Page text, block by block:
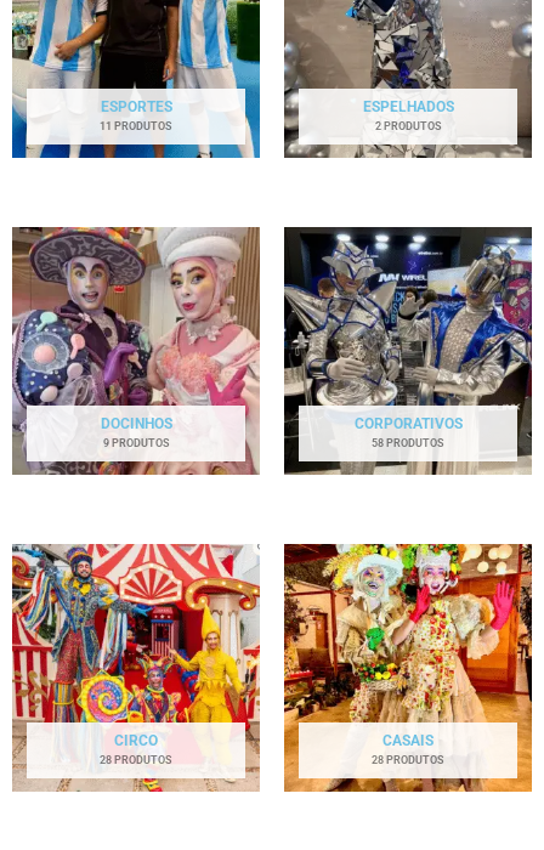
ESPORTES
11 PRODUTOS
ESPELHADOS
2 PRODUTOS
DOCINHOS
9 PRODUTOS
CORPORATIVOS
58 PRODUTOS
CIRCO
28 PRODUTOS
CASAIS
28 PRODUTOS